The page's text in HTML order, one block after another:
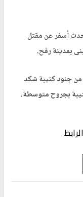
أسفر عن مقتل
بمدينة رفح.
جنود كتيبة شكد
بجروح متوسطة.